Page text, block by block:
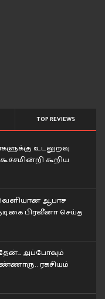
TOP REVIEWS
உடலுறவு
கூறிய
ஆபாச
பிரவீனா செய்த
அப்போவும்
ரகசியம்